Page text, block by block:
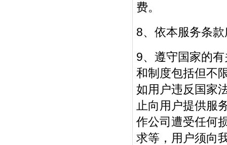
费。
8、依本服务条
9、遵守国家的
和制度包括但不
如用户违反国家
止向用户提供服
作公司遭受任何
求等，用户须向